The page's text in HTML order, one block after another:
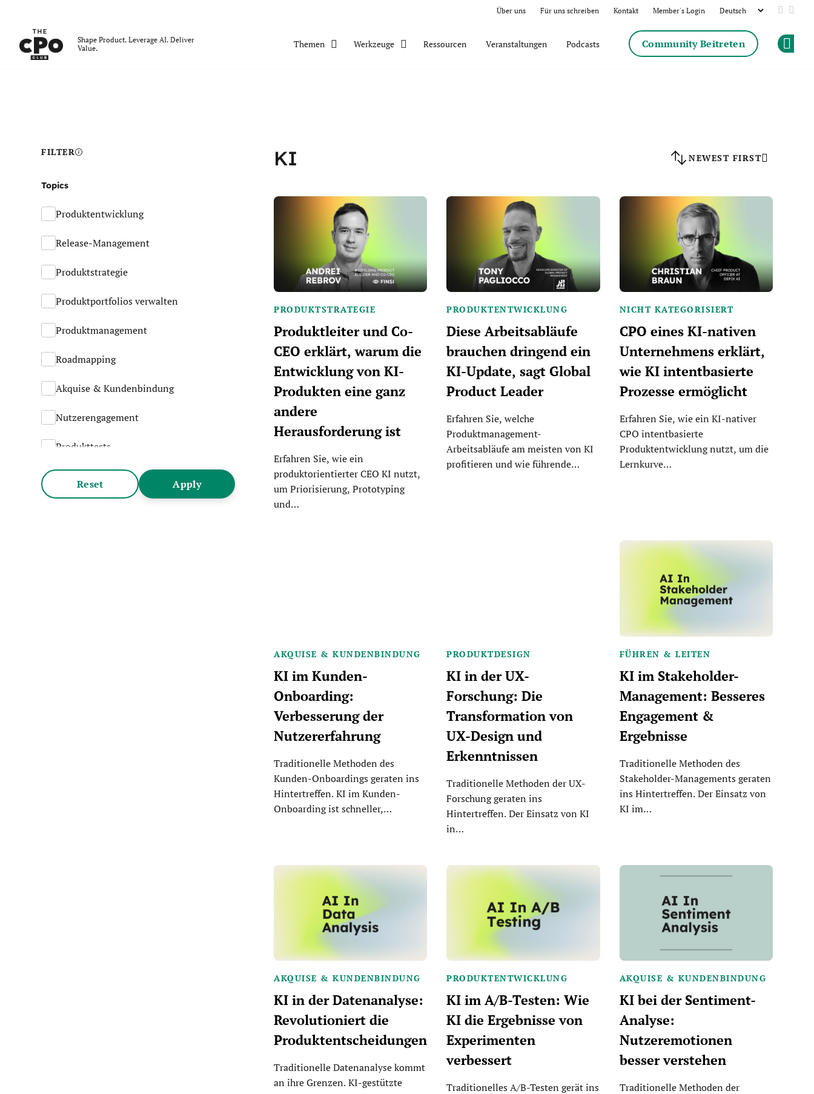
Über uns Für uns schreiben Kontakt Member's Login Add us
Shape Product. Leverage AI. Deliver
Value.
Themen Werkzeuge Ressourcen Veranstaltungen Podcasts Community Beitreten
NEWEST FIRST
FILTER
Topics
Produktentwicklung
Release-Management
Produktstrategie
Produktportfolios verwalten
Produktmanagement
Roadmapping
Akquise & Kundenbindung
Nutzerengagement
Produkttests
Führen & Leiten
Reset Apply
KI
PRODUKTSTRATEGIE
Produktleiter und Co-
CEO erklärt, warum die
Entwicklung von KI-
Produkten eine ganz
andere
Herausforderung ist
Erfahren Sie, wie ein
produktorientierter CEO KI nutzt,
um Priorisierung, Prototyping
und…
PRODUKTENTWICKLUNG
Diese Arbeitsabläufe
brauchen dringend ein
KI-Update, sagt Global
Product Leader
Erfahren Sie, welche
Produktmanagement-
Arbeitsabläufe am meisten von KI
profitieren und wie führende…
NICHT KATEGORISIERT
CPO eines KI-nativen
Unternehmens erklärt,
wie KI intentbasierte
Prozesse ermöglicht
Erfahren Sie, wie ein KI-nativer
CPO intentbasierte
Produktentwicklung nutzt, um die
Lernkurve…
AKQUISE & KUNDENBINDUNG
KI im Kunden-
Onboarding:
Verbesserung der
Nutzererfahrung
Traditionelle Methoden des
Kunden-Onboardings geraten ins
Hintertreffen. KI im Kunden-
Onboarding ist schneller,…
PRODUKTDESIGN
KI in der UX-
Forschung: Die
Transformation von
UX-Design und
Erkenntnissen
Traditionelle Methoden der UX-
Forschung geraten ins
Hintertreffen. Der Einsatz von KI
in…
FÜHREN & LEITEN
KI im Stakeholder-
Management: Besseres
Engagement &
Ergebnisse
Traditionelle Methoden des
Stakeholder-Managements geraten
ins Hintertreffen. Der Einsatz von
KI im…
AKQUISE & KUNDENBINDUNG
KI in der Datenanalyse:
Revolutioniert die
Produktentscheidungen
Traditionelle Datenanalyse kommt
an ihre Grenzen. KI-gestützte
PRODUKTENTWICKLUNG
KI im A/B-Testen: Wie
KI die Ergebnisse von
Experimenten
verbessert
Traditionelles A/B-Testen gerät ins
AKQUISE & KUNDENBINDUNG
KI bei der Sentiment-
Analyse:
Nutzeremotionen
besser verstehen
Traditionelle Methoden der